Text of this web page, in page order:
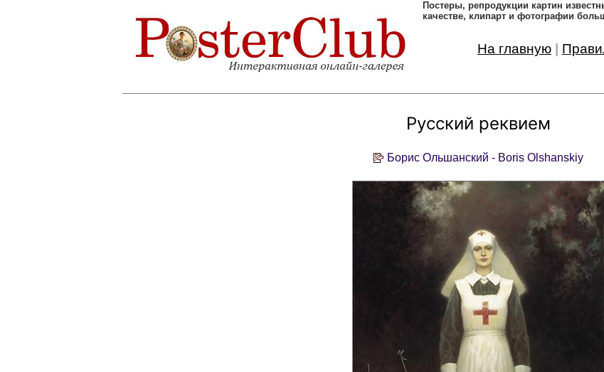
Постеры, pепродукции картин
качестве, клипарт и фотографии
На главную
Русский реквием
Борис Ольшанский - Boris Olshanskiy